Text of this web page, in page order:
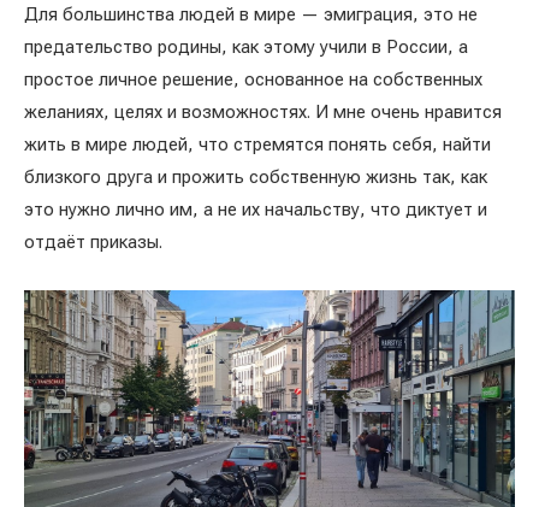
Для большинства людей в мире — эмиграция, это не
предательство родины, как этому учили в России, а
простое личное решение, основанное на собственных
желаниях, целях и возможностях. И мне очень нравится
жить в мире людей, что стремятся понять себя, найти
близкого друга и прожить собственную жизнь так, как
это нужно лично им, а не их начальству, что диктует и
отдаёт приказы.